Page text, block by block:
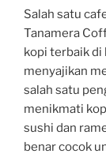
Salah satu
Tanamera
kopi terbaik di
menyajikan
salah satu
menikmati
sushi dan
benar cocok